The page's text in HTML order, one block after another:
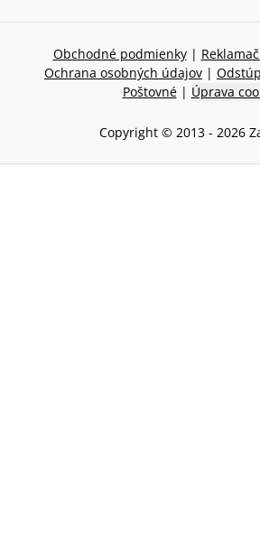
Obchodné podmienky |
Ochrana osobných údajov |
Poštovné | Úprava
Copyright © 2013 - 2026